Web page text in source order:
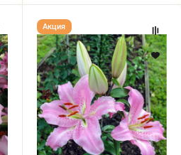
Лилия
"ЖОЗЕФИНА"
3
штуки
(размер
18/20)
Акция